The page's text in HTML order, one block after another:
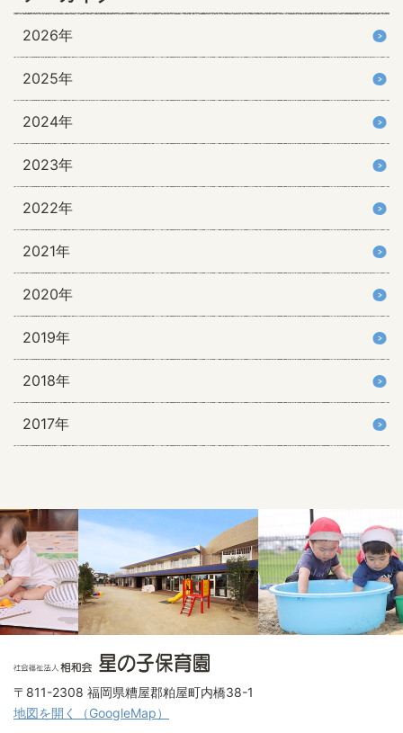
2026年
2025年
2024年
2023年
2022年
2021年
2020年
2019年
2018年
2017年
〒811-2308 福岡県糟屋郡粕屋町内橋38-1
地図を開く（GoogleMap）